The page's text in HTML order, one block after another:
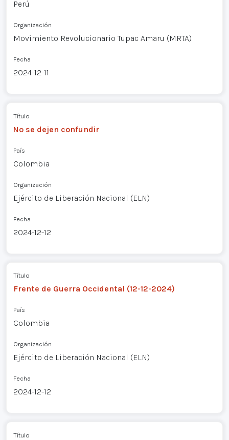
Perú
Organización
Movimiento Revolucionario Tupac Amaru (MRTA)
Fecha
2024-12-11
Título
No se dejen confundir
País
Colombia
Organización
Ejército de Liberación Nacional (ELN)
Fecha
2024-12-12
Título
Frente de Guerra Occidental (12-12-2024)
País
Colombia
Organización
Ejército de Liberación Nacional (ELN)
Fecha
2024-12-12
Título